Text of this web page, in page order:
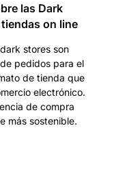
las Dark
on line
stores son
pedidos para el
de tienda que
electrónico.
de compra
más sostenible.